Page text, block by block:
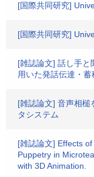
[国際共同研究]
[国際共同研究]
[雑誌論文] 話し手と
用いた発話伝達・
[雑誌論文] 音声相槌
タシステム
[雑誌論文] Effects
Puppetry in
with 3D Animation.